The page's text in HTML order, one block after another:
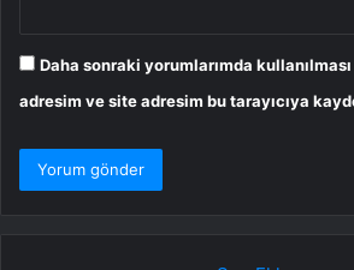
Daha sonraki yorumlarımda
adresim ve site adresim bu tarayıcıya